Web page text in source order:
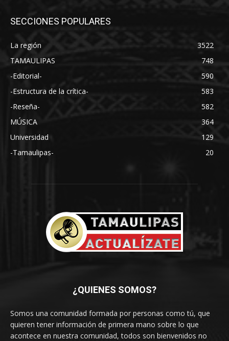
SECCIONES POPULARES
La región
3522
TAMAULIPAS
748
-Editorial-
590
-Estructura de la crítica-
583
-Reseña-
582
MÚSICA
364
Universidad
129
-Tamaulipas-
20
¿QUIENES SOMOS?
Somos una comunidad formada por personas como tú, que
quieren tener información de primera mano sobre lo que
acontece en nuestra comunidad, todos son bienvenidos no